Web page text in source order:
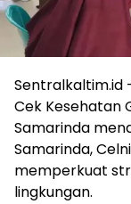
Sentralkaltim.id
Cek Kesehatan
Samarinda
Samarinda,
memperkuat
lingkungan.